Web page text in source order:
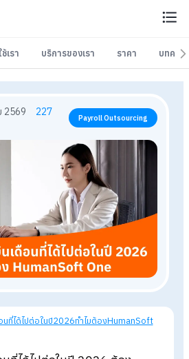
เรา บริการของเรา ราคา บทควา
เรา บริการของเรา ราคา บทควา
227